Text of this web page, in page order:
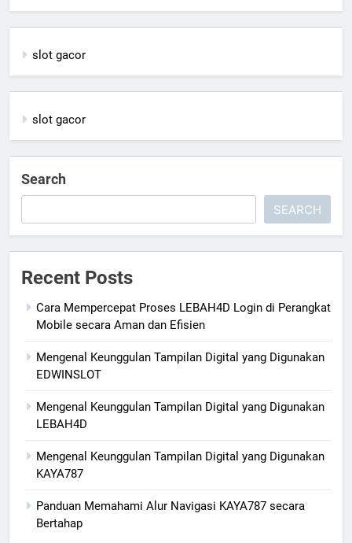
slot gacor
slot gacor
Search
SEARCH
Recent Posts
Cara Mempercepat Proses LEBAH4D Login di Perangkat
Mobile secara Aman dan Efisien
Mengenal Keunggulan Tampilan Digital yang Digunakan
EDWINSLOT
Mengenal Keunggulan Tampilan Digital yang Digunakan
LEBAH4D
Mengenal Keunggulan Tampilan Digital yang Digunakan
KAYA787
Panduan Memahami Alur Navigasi KAYA787 secara
Bertahap